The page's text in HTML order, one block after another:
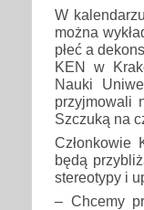
W
można
płeć a
KEN w
Nauki
przyjmowali
Szczuką na
Członkowie
będą
stereotypy i
– Chcemy